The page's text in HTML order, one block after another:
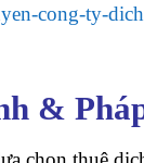
cong-ty-
&